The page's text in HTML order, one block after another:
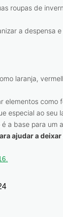
roupas de
a despensa
laranja,
elementos como
especial ao seu
a base para um
ajudar a